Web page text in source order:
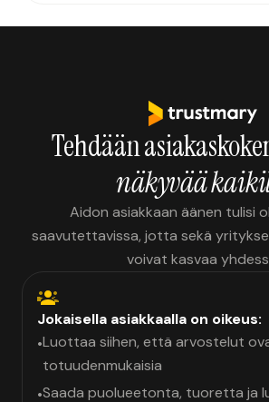
Tehdään
näkyvää
Aidon asiakkaan äänen tulisi
saavutettavissa, jotta sekä
voivat kasvaa
Jokaisella asiakkaalla on oikeus:
•Luottaa siihen, että arvostelut
totuudenmukaisia
•Saada puolueetonta, tuoretta ja